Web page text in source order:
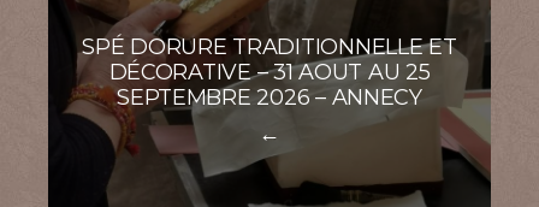
←
SPÉ DORURE TRADITIONNELLE ET
DÉCORATIVE – 31 AOUT AU 25
SEPTEMBRE 2026 – ANNECY